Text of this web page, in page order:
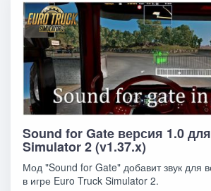
Sound for Gate версия 1.0
Simulator 2 (v1.37.x)
Мод "Sound for Gate" добавит звук для
в игре Euro Truck Simulator 2.